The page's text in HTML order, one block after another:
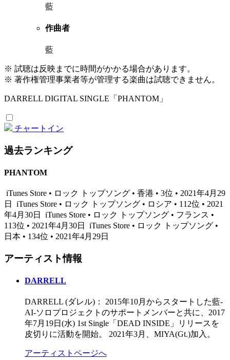
藍
作曲者
藍
※ 試聴は反映までに時間がかかる場合があります。
※ 著作権管理事業者等が管理する楽曲は試聴できません。
DARRELL DIGITAL SINGLE「PHANTOM」
チャートイン
過去ランキング
PHANTOM
iTunes Store • ロック トップソング • 香港 • 3位 • 2021年4月29
日
iTunes Store • ロック トップソング • ロシア • 112位 • 2021
年4月30日
iTunes Store • ロック トップソング • フランス •
113位 • 2021年4月30日
iTunes Store • ロック トップソング •
日本 • 134位 • 2021年4月29日
アーティスト情報
DARRELL
DARRELL (ダレル)： 2015年10月からスタートした藍-
AI-ソロプロジェクトのサポートメンバーと共に、2017
年7月19日(水) 1st Single「DEAD INSIDE」リリースを
皮切りに活動を開始。 2021年3月、MIYA(Gt.)加入。
アーティストページへ